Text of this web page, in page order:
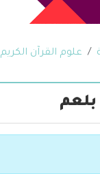
علوم القرآن الكريم